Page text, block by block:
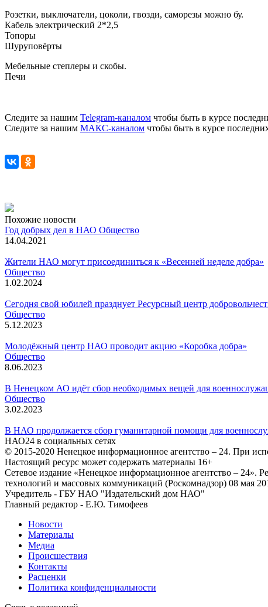
Розетки, выключатели, цоколи, гвозди, саморезы можно бу.
Кабель электрический 2*2,5
Топоры
Шуруповёрты
Мебельные степлеры и скобы.
Печи
Следите за нашим Telegram-каналом чтобы быть в курсе
Следите за нашим МАКС-каналом чтобы быть в курсе
Похожие новости
Год добрых дел в НАО Общество
14.04.2021
Жители НАО могут присоединиться к «Весенней неделе добра»
Общество
1.02.2024
Сегодня свой юбилей празднует Ресурсный центр
Общество
5.12.2023
Молодёжный центр НАО проводит акцию «Коробка добра»
Общество
8.06.2023
В Ненецком АО идёт сбор необходимых вещей для
Общество
3.02.2023
В НАО продолжается сбор гуманитарной помощи для
НАО24 в социальных сетях
© 2015-2020 Ненецкое информационное агентство – 24. При
Настоящий ресурс может содержать материалы 16+
Сетевое издание «Ненецкое информационное агентство –
технологий и массовых коммуникаций (Роскомнадзор) 08 мая
Учредитель - ГБУ НАО "Издательский дом НАО"
Главный редактор - Е.Ю. Тимофеев
Новости
Материалы
Медиа
Происшествия
Контакты
Расценки
Политика конфиденциальности